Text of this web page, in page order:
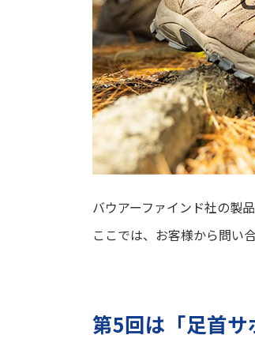
バウアーファインド社の製
ここでは、お客様から問い
第5回は「足首サ